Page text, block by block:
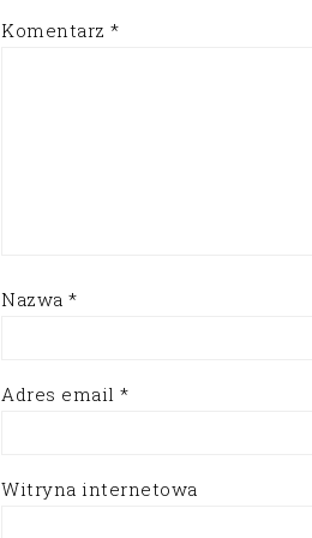
Komentarz *
Nazwa *
Adres email *
Witryna internetowa